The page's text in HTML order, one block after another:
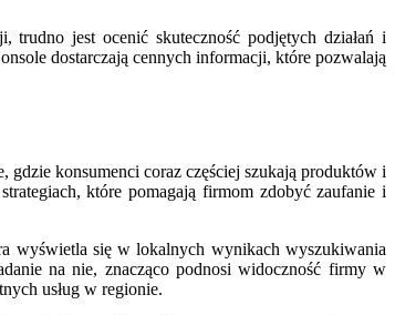
jest ocenić skuteczność podjętych działań i
dostarczają cennych informacji, które pozwalają
konsumenci coraz częściej szukają produktów i
które pomagają firmom zdobyć zaufanie i
wyświetla się w lokalnych wynikach wyszukiwania
na nie, znacząco podnosi widoczność firmy w
usług w regionie.